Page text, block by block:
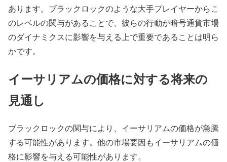
あります。ブラックロックのような大手プレイヤーからこ
のレベルの関与があることで、彼らの行動が暗号通貨市場
のダイナミクスに影響を与える上で重要であることは明ら
かです。
イーサリアムの価格に対する将来の
見通し
ブラックロックの関与により、イーサリアムの価格が急騰
する可能性があります。他の市場要因もイーサリアムの価
格に影響を与える可能性があります。